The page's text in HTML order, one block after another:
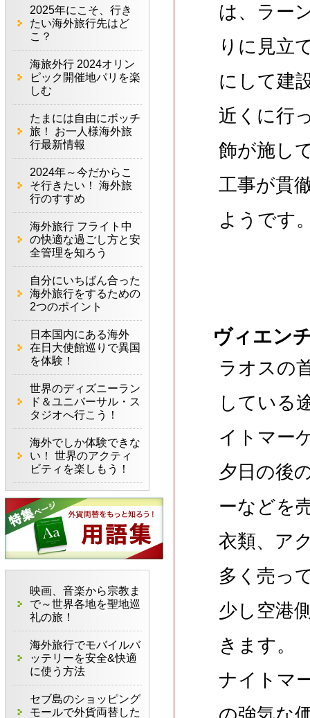
は、ラー
りに見立
にして建
近くに行
飾が施し
工事が貫
ようです
ヴィエン
ラオスの
している
イトマー
夕日の後
ーなどを
衣類、ア
多く売っ
少し空港
きます。
ナイトマ
2025年にこそ、行き
たい海外旅行先はど
こ？
海旅外行 2024オリン
ピック開催地パリを楽
しむ
たまには自由にボッチ
旅！ お一人様海外旅
行最新情報
2024年～今だからこ
そ行きたい！ 海外旅
行のすすめ
海外旅行 フライト中
の快適な過ごし方と安
全管理を知ろう
自分にいちばん合った
海外旅行をするための
2つのポイント
日本国内にある海外
在日大使館巡りで異国
を体験！
世界のディズニーラン
ド＆ユニバーサル・ス
タジオへ行こう！
海外でしか体験できな
い！ 世界のアクティ
ビティを楽しもう！
映画、音楽から宗教ま
で～世界各地を聖地巡
礼の旅！
海外旅行でモバイルバ
ッテリーを安全&快適
に使う方法
セブ島のショッピング
モールで外貨両替した